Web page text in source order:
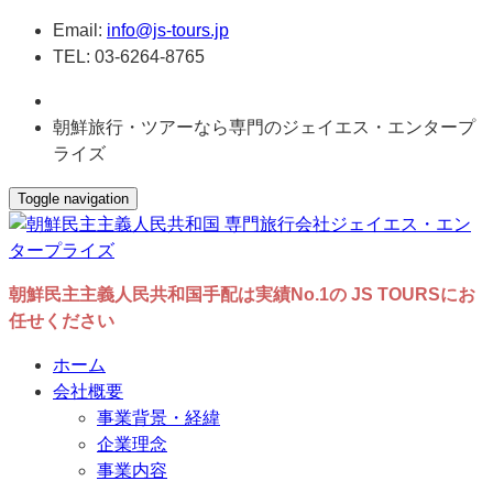
Email: info@js-tours.jp
TEL: 03-6264-8765
朝鮮旅行・ツアーなら専門のジェイエス・エンタープ
ライズ
Toggle navigation
朝鮮民主主義人民共和国手配は実績No.1の JS TOURSにお
任せください
ホーム
会社概要
事業背景・経緯
企業理念
事業内容